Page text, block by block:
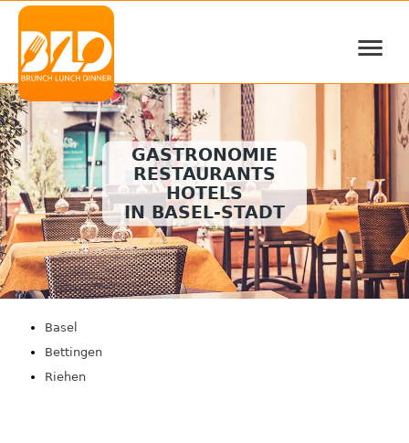
≡
GASTRONOMIE
RESTAURANTS
HOTELS
IN BASEL-STADT
Basel
Bettingen
Riehen